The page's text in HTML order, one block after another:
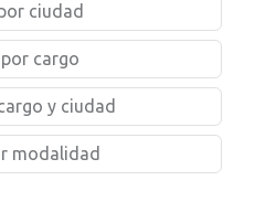
ciudad
cargo
y ciudad
modalidad